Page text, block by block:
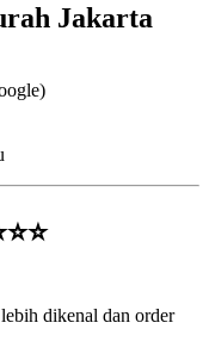
Jakarta
dikenal dan order